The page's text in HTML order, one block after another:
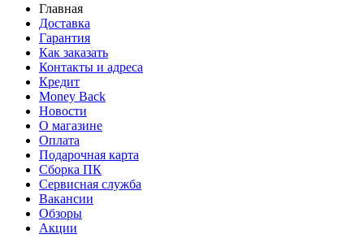
Главная
Доставка
Гарантия
Как заказать
Контакты и адреса
Кредит
Money Back
Новости
О магазине
Оплата
Подарочная карта
Сборка ПК
Сервисная служба
Вакансии
Обзоры
Акции